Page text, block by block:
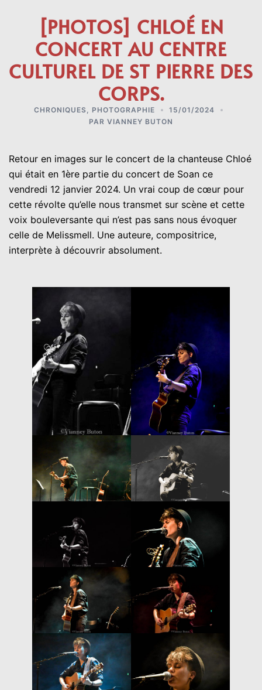
[PHOTOS] CHLOÉ EN
CONCERT AU CENTRE
CULTUREL DE ST PIERRE DES
CORPS.
CHRONIQUES PHOTOGRAPHIE
15/01/2024
PAR VIANNEY BUTON
Retour en images sur le concert de la chanteuse Chloé
qui était en 1ère partie du concert de Soan ce
vendredi 12 janvier 2024. Un vrai coup de cœur pour
cette révolte qu’elle nous transmet sur scène et cette
voix bouleversante qui n’est pas sans nous évoquer
celle de Melissmell. Une auteure, compositrice,
interprète à découvrir absolument.